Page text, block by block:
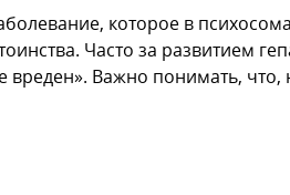
которое в
Часто за развитием
вреден». Важно понимать,